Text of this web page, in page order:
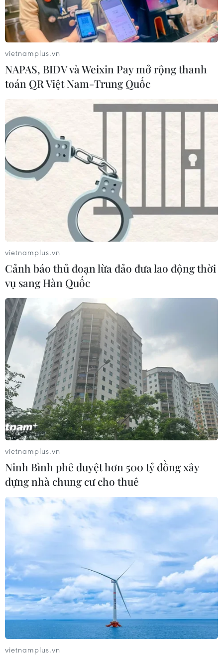
Kết nối doanh nghiệp Việt-Nhật trong
lĩnh vực thủy sản, thực phẩm
13/09/2019 11:33
Trong lần kết nối doanh nghiệp lần này, Tổ chức Xúc
tiến thương mại Nhật Bản đặt trọng tâm vào các sản
phẩm triển vọng có nhu cầu cao như thủy sản, sản
phẩm thủy sản chế biến, thực phẩm chức năng...
vietnamplus.vn
NAPAS, BIDV và Weixin Pay mở rộng thanh
toán QR Việt Nam-Trung Quốc
vietnamplus.vn
Cảnh báo thủ đoạn lừa đảo đưa lao động thời
vụ sang Hàn Quốc
vietnamplus.vn
Ninh Bình phê duyệt hơn 500 tỷ đồng xây
dựng nhà chung cư cho thuê
vietnamplus.vn